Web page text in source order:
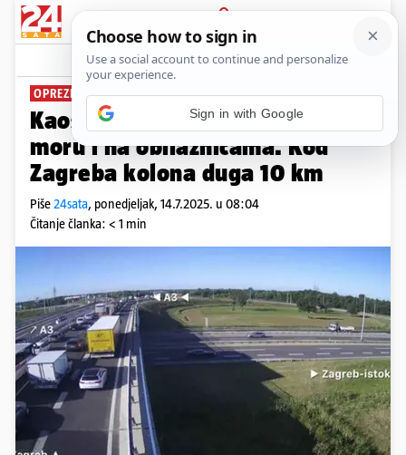
PRIJAVA
News Komentari
OPREZNO U PROMETU
Kaos na cestama: Gužve prema
moru i na obilaznicama. Kod
Zagreba kolona duga 10 km
Piše24sata, ponedjeljak, 14.7.2025. u 08:04
Čitanje članka: < 1 min